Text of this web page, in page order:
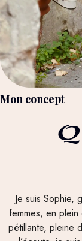
Mon concept
Je suis Sophie,
femmes, en
pétillante, pleine